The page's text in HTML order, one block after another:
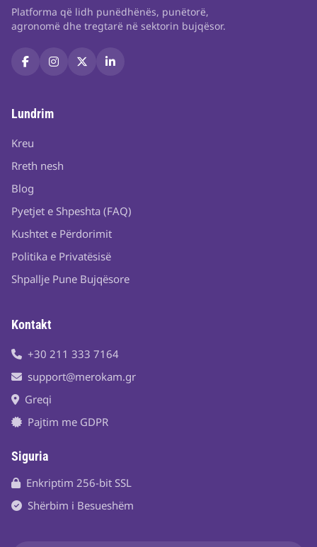
Platforma që lidh punëdhënës, punëtorë,
agronomë dhe tregtarë në sektorin bujqësor.
Lundrim
Kreu
Rreth nesh
Blog
Pyetjet e Shpeshta (FAQ)
Kushtet e Përdorimit
Politika e Privatësisë
Shpallje Pune Bujqësore
Kontakt
+30 211 333 7164
support@merokam.gr
Greqi
Pajtim me GDPR
Siguria
Enkriptim 256-bit SSL
Shërbim i Besueshëm